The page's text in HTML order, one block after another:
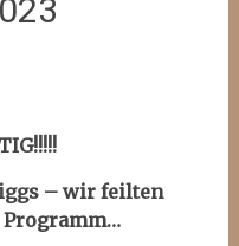
–wir feilten